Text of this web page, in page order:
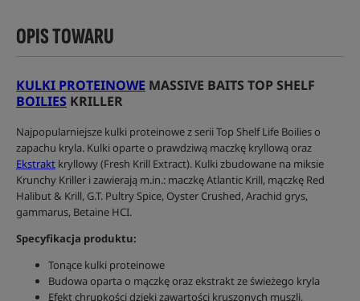
OPIS TOWARU
KULKI PROTEINOWE MASSIVE BAITS TOP SHELF
BOILIES KRILLER
Najpopularniejsze kulki proteinowe z serii Top Shelf Life Boilies o
zapachu kryla. Kulki oparte o prawdziwą maczkę kryllową oraz
Ekstrakt kryllowy (Fresh Krill Extract). Kulki zbudowane na miksie
Krunchy Kriller i zawierają m.in.: maczkę Atlantic Krill, mączkę Red
Halibut & Krill, G.T. Pultry Spice, Oyster Crushed, Arachid grys,
gammarus, Betaine HCI.
Specyfikacja produktu:
Tonące kulki proteinowe
Budowa oparta o mączkę oraz ekstrakt ze świeżego kryla
Efekt chrupkości dzięki zawartości kruszonych muszli,